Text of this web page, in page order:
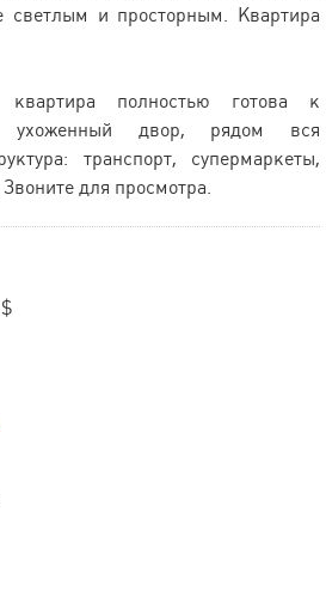
светлым и просторным. Квартира
квартира полностью готова к
ухоженный двор, рядом вся
транспорт, супермаркеты,
для просмотра.